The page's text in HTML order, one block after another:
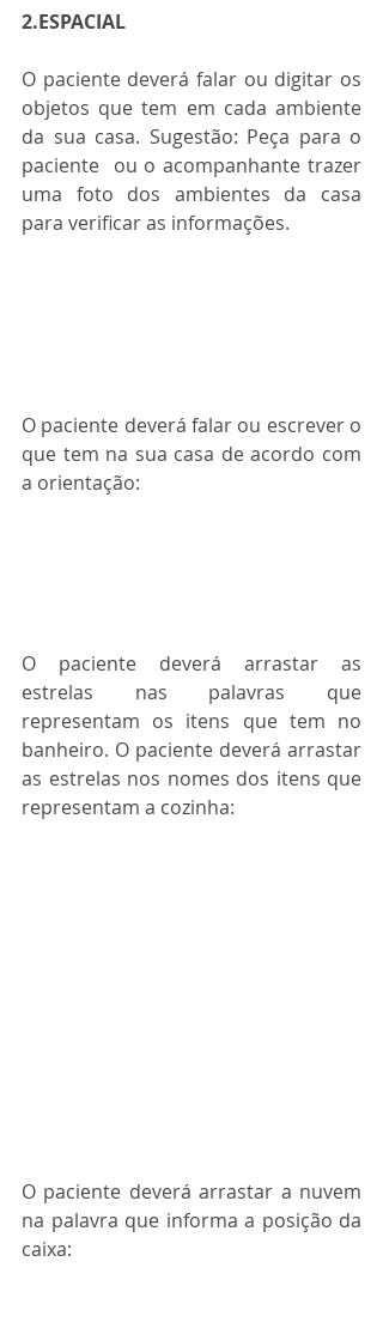
2.ESPACIAL
O paciente deverá falar ou digitar os
objetos que tem em cada ambiente
da sua casa. Sugestão: Peça para o
paciente  ou o acompanhante trazer
uma foto dos ambientes da casa
para verificar as informações.
O paciente deverá falar ou escrever o
que tem na sua casa de acordo com
a orientação:
O paciente deverá arrastar as
estrelas nas palavras que
representam os itens que tem no
banheiro. O paciente deverá arrastar
as estrelas nos nomes dos itens que
representam a cozinha:
O paciente deverá arrastar a nuvem
na palavra que informa a posição da
caixa: